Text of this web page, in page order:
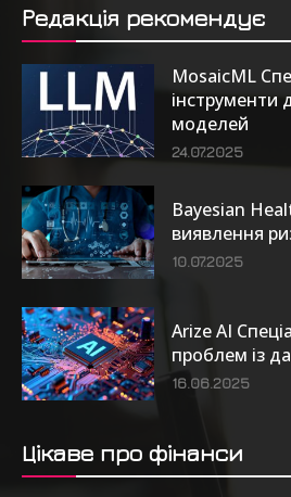
Редакція рекомендує
MosaicML
інструменти
моделей
24.07.2025
Bayesian
виявлення
10.07.2025
Arize AI
проблем із
16.06.2025
Цікаве про фінанси